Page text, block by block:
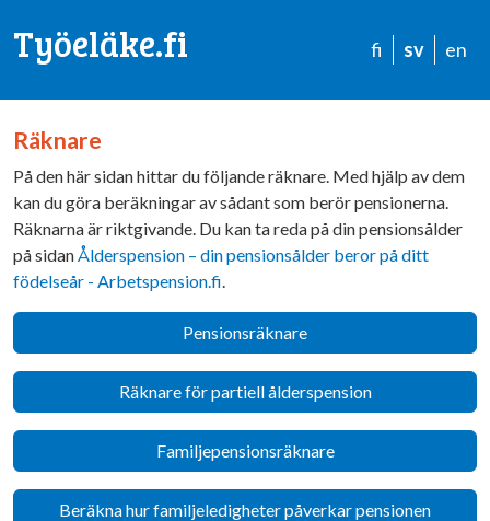
Työeläke.fi fi sv en
Räknare
På den här sidan hittar du följande räknare. Med hjälp av dem
kan du göra beräkningar av sådant som berör pensionerna.
Räknarna är riktgivande. Du kan ta reda på din pensionsålder
på sidanÅlderspension – din pensionsålder beror på ditt
födelseår - Arbetspension.fi.
Pensionsräknare
Räknare för partiell ålderspension
Familjepensionsräknare
Beräkna hur familjeledigheter påverkar pensionen